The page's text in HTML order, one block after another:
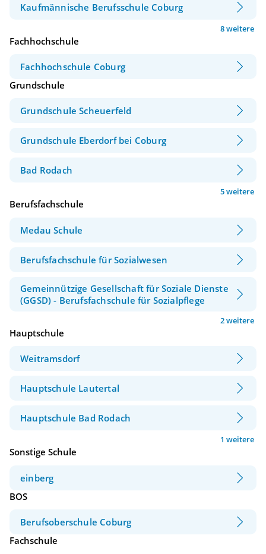
Kaufmännische Berufsschule Coburg
8 weitere
Fachhochschule
Fachhochschule Coburg
Grundschule
Grundschule Scheuerfeld
Grundschule Eberdorf bei Coburg
Bad Rodach
5 weitere
Berufsfachschule
Medau Schule
Berufsfachschule für Sozialwesen
Gemeinnützige Gesellschaft für Soziale Dienste
(GGSD) - Berufsfachschule für Sozialpflege
2 weitere
Hauptschule
Weitramsdorf
Hauptschule Lautertal
Hauptschule Bad Rodach
1 weitere
Sonstige Schule
einberg
BOS
Berufsoberschule Coburg
Fachschule